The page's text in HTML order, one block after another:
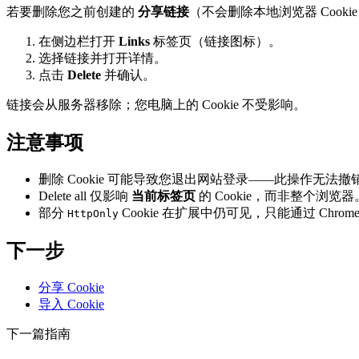
若要删除您之前创建的 分享链接（不会删除本地浏览器 Cookie
在侧边栏打开 Links 标签页（链接图标）。
选择链接并打开详情。
点击 Delete 并确认。
链接会从服务器移除；您电脑上的 Cookie 不受影响。
注意事项
删除 Cookie 可能导致您退出网站登录——此操作无法撤
Delete all 仅影响 当前标签页 的 Cookie，而非整个浏览器
部分 HttpOnly Cookie 在扩展中仍可见，只能通过 Chrome
下一步
分享 Cookie
导入 Cookie
下一篇指南